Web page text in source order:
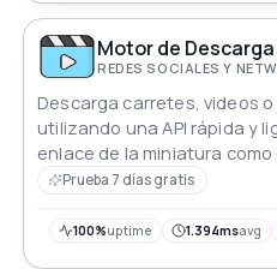
Eleva las experiencias de
plataformas con el poder
Motor de
REDES SOCIALES Y
Descarga carretes, videos
utilizando una API rápida y
enlace de la miniatura
medio.Prueba 7 días gratis
100%uptime 1.394msavg